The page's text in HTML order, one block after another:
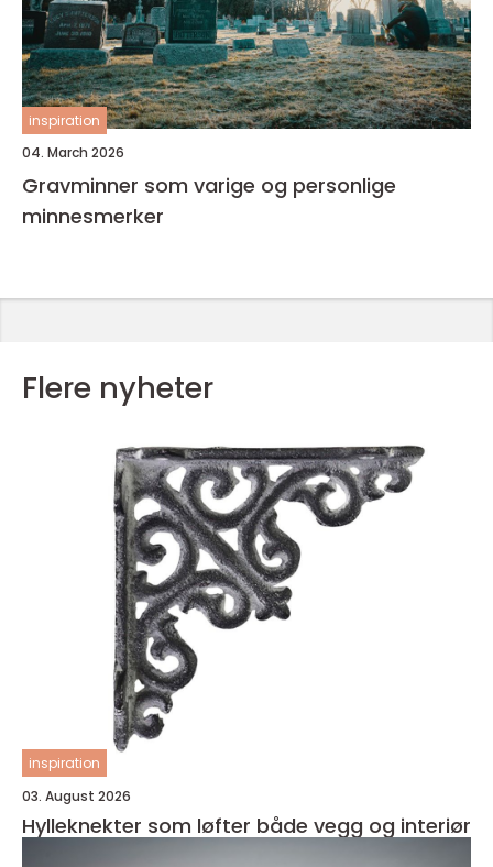
inspiration
04. March 2026
Gravminner som varige og personlige
minnesmerker
Flere nyheter
inspiration
03. August 2026
Hylleknekter som løfter både vegg og interiør